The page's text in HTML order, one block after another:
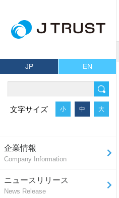
JP EN
文字サイズ 小 中 大
企業情報
Company Information
ニュースリリース
News Release